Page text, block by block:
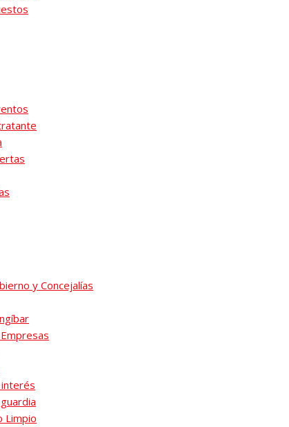
y Concejalías
Limpio